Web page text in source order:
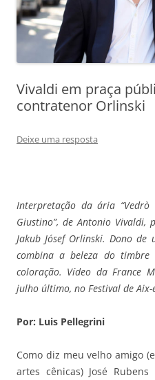
Vivaldi em praça
contratenor Orlinski
Deixe uma resposta
Interpretação da ária
Giustino”, de Antonio Vivaldi,
Jakub Jósef Orlinski. Dono
combina a beleza do
coloração. Vídeo da France
julho último, no Festival de Aix-
Por: Luis Pellegrini
Como diz meu velho amigo
artes cênicas) José